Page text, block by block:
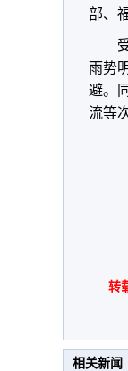
部、
雨势
避。
流等
转
相关新闻